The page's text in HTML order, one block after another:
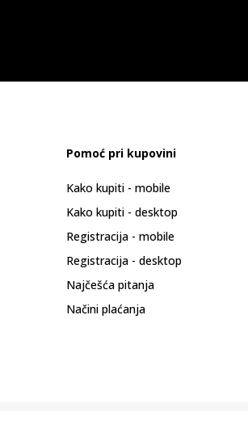
Pomoć pri kupovini
Kako kupiti - mobile
Kako kupiti - desktop
Registracija - mobile
Registracija - desktop
Najčešća pitanja
Načini plaćanja